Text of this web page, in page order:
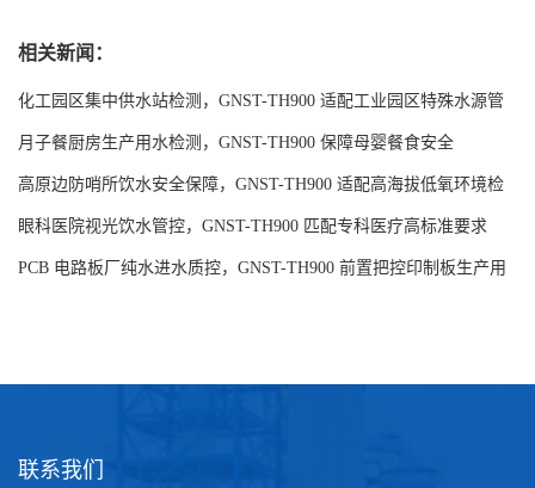
相关新闻：
化工园区集中供水站检测，GNST-TH900 适配工业园区特殊水源管
控
月子餐厨房生产用水检测，GNST-TH900 保障母婴餐食安全
高原边防哨所饮水安全保障，GNST-TH900 适配高海拔低氧环境检
测
眼科医院视光饮水管控，GNST-TH900 匹配专科医疗高标准要求
PCB 电路板厂纯水进水质控，GNST-TH900 前置把控印制板生产用
联系我们